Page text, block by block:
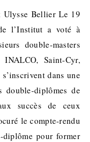
l’Institut a voté à
double-masters
Saint-Cyr,
dans une
double-diplômes de
succès de ceux
le compte-rendu
pour former